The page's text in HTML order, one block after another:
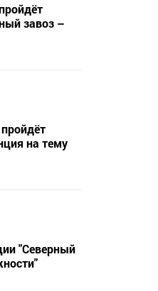
завоз –
на тему
"Северный